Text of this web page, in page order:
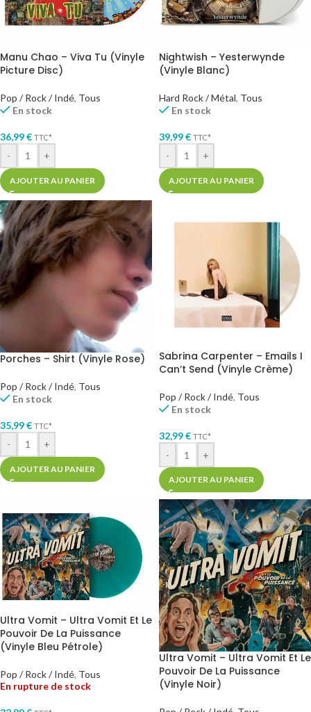
Manu Chao – Viva Tu (Vinyle
Picture Disc)
Pop / Rock / Indé, Tous
En stock
36,99€ TTC*
- +
AJOUTER AU PANIER
Nightwish – Yesterwynde
(Vinyle Blanc)
Hard Rock / Métal, Tous
En stock
39,99€ TTC*
- +
AJOUTER AU PANIER
Porches – Shirt (Vinyle Rose)
Pop / Rock / Indé, Tous
En stock
35,99€ TTC*
- +
AJOUTER AU PANIER
Sabrina Carpenter – Emails I
Can’t Send (Vinyle Crème)
Pop / Rock / Indé, Tous
En stock
32,99€ TTC*
- +
AJOUTER AU PANIER
Ultra Vomit – Ultra Vomit Et Le
Pouvoir De La Puissance
(Vinyle Bleu Pétrole)
Pop / Rock / Indé, Tous
En rupture de stock
Ultra Vomit – Ultra Vomit Et Le
Pouvoir De La Puissance
(Vinyle Noir)